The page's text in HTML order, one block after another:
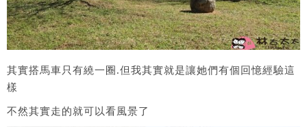
其實搭馬車只有繞一圈.但我其實就是讓她們有個回憶經驗這
樣
不然其實走的就可以看風景了